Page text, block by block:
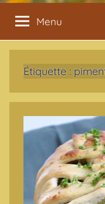
Menu
Étiquette :